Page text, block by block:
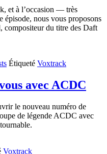
et à l’occasion — très
nous vous proposons
compositeur du titre des Daft
Étiqueté Voxtrack
avec ACDC
le nouveau numéro de
de légende ACDC avec
Voxtrack